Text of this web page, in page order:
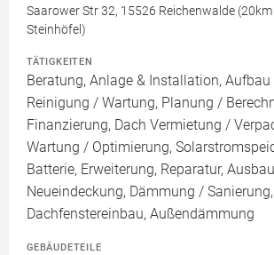
Saarower Str 32, 15526 Reichenwalde
Steinhöfel)
TÄTIGKEITEN
Beratung, Anlage & Installation,
Reinigung / Wartung, Planung /
Finanzierung, Dach Vermietung /
Wartung / Optimierung,
Batterie, Erweiterung, Reparatur,
Neueindeckung, Dämmung / Sanierung,
Dachfenstereinbau, Außendämmung
GEBÄUDETEILE